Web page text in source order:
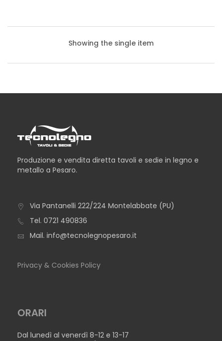
TAVOLO BERLINO
Showing the single item
Produzione e vendita diretta tavoli e sedie in legno e
metallo a Pesaro.
Via Pantanelli 222/224 Montelabbate (PU)
Tel. 0721 490836
Mail. info@tecnolegnopesaro.it
Privacy & Cookies Policy
ORARI
Dal lunedì al venerdì 8-12 e 13-17